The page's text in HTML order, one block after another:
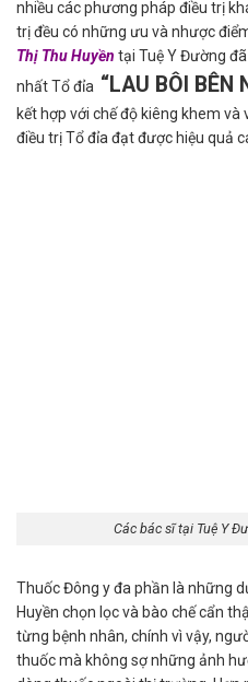
nhiều các phương pháp điều trị
trị đều có những ưu và nhược
Thị Thu Huyền tại Tuệ Y Đường
nhất Tổ đỉa “LAU BÔI BÊN
kết hợp với chế độ kiêng khem
điều trị Tổ đỉa đạt được hiệu quả
Các bác sĩ tại Tuệ Y
Thuốc Đông y đa phần là những
Huyền chọn lọc và bào chế cẩn
từng bệnh nhân, chính vì vậy,
thuốc mà không sợ những ảnh